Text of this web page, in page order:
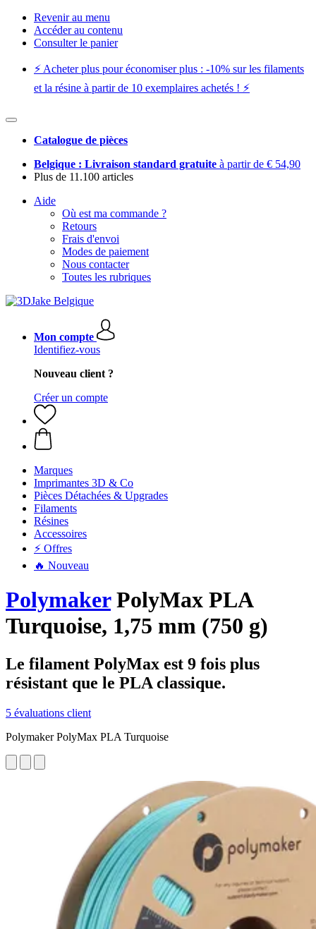
Revenir au menu
Accéder au contenu
Consulter le panier
⚡️ Acheter plus pour économiser plus : -10% sur les filaments
et la résine à partir de 10 exemplaires achetés ! ⚡️
Catalogue de pièces
Belgique : Livraison standard gratuite à partir de € 54,90
Plus de 11.100 articles
Aide
Où est ma commande ?
Retours
Frais d'envoi
Modes de paiement
Nous contacter
Toutes les rubriques
Mon compte
Identifiez-vous
Nouveau client ?
Créer un compte
Marques
Imprimantes 3D & Co
Pièces Détachées & Upgrades
Filaments
Résines
Accessoires
⚡ Offres
🔥 Nouveau
PolymakerPolyMax PLA
Turquoise, 1,75 mm (750 g)
Le filament PolyMax est 9 fois plus
résistant que le PLA classique.
5 évaluations client
Polymaker PolyMax PLA Turquoise